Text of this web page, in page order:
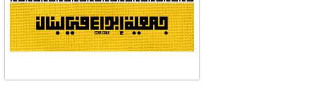
#على_اُهبة_الدم